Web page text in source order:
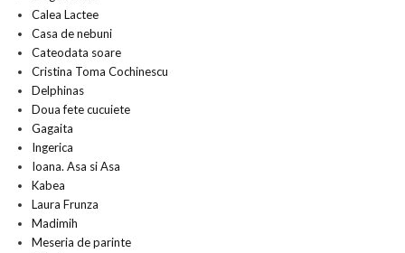
Calea Lactee
Casa de nebuni
Cateodata soare
Cristina Toma Cochinescu
Delphinas
Doua fete cucuiete
Gagaita
Ingerica
Ioana. Asa si Asa
Kabea
Laura Frunza
Madimih
Meseria de parinte